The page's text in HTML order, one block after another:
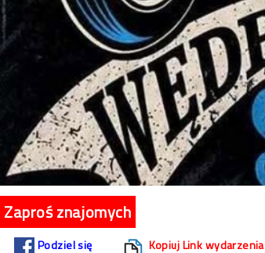
Zaproś znajomych
Podziel się Kopiuj Link wydarzenia